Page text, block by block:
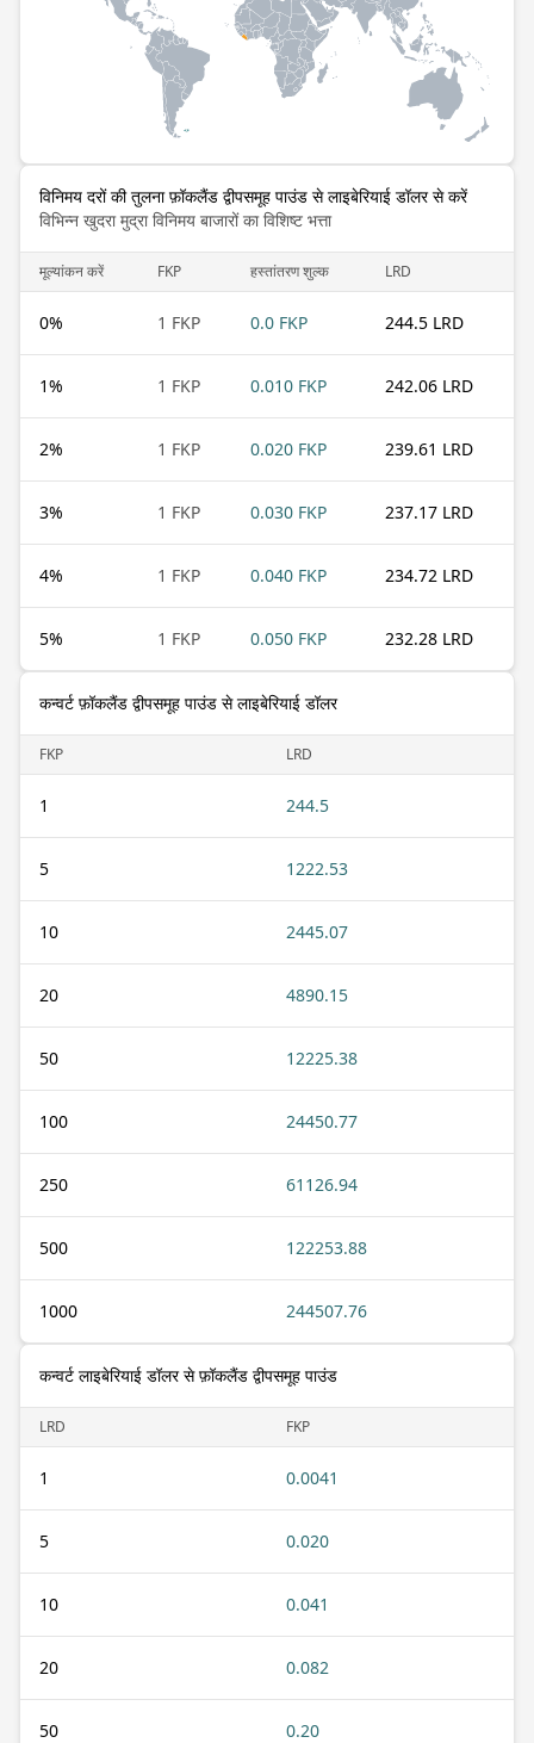
विनिमय दरों की तुलना फ़ॉकलैंड द्वीपसमूह पाउंड से लाइबेरियाई डॉलर से करें
विभिन्न खुदरा मुद्रा विनिमय बाजारों का विशिष्ट भत्ता
मूल्यांकन करें FKP हस्तांतरण शुल्क LRD
0% 1 FKP 0.0 FKP 244.5 LRD
1% 1 FKP 0.010 FKP 242.06 LRD
2% 1 FKP 0.020 FKP 239.61 LRD
3% 1 FKP 0.030 FKP 237.17 LRD
4% 1 FKP 0.040 FKP 234.72 LRD
5% 1 FKP 0.050 FKP 232.28 LRD
कन्वर्ट फ़ॉकलैंड द्वीपसमूह पाउंड से लाइबेरियाई डॉलर
FKP LRD
1 244.5
5 1222.53
10 2445.07
20 4890.15
50 12225.38
100 24450.77
250 61126.94
500 122253.88
1000 244507.76
कन्वर्ट लाइबेरियाई डॉलर से फ़ॉकलैंड द्वीपसमूह पाउंड
LRD FKP
1 0.0041
5 0.020
10 0.041
20 0.082
50 0.20